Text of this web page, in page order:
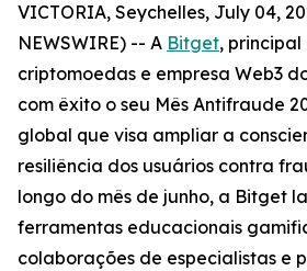
VICTORIA, Seychelles, July 04,
NEWSWIRE) -- A Bitget,
criptomoedas e empresa Web3
com êxito o seu Mês Antifraude
global que visa ampliar a
resiliência dos usuários contra
longo do mês de junho, a Bitget
ferramentas educacionais
colaborações de especialistas e